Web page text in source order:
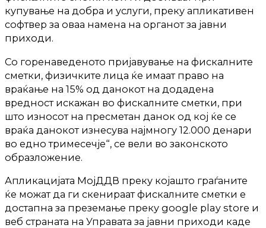
купување на добра и услуги, преку апликативен
софтвер за оваа намена на органот за јавни
приходи.
Со горенаведеното пријавување на фискалните
сметки, физичките лица ќе имаат право на
враќање на 15% од данокот на додадена
вредност искажан во фискалните сметки, при
што износот на пресметан данок од кој ќе се
враќа данокот изнесува најмногу 12.000 денари
во едно тримесечје“, се вели во законското
образложение.
Апликацијата МојДДВ преку којашто граѓаните
ќе можат да ги скенираат фискалните сметки е
достапна за преземање преку google play store и
веб страната на Управата за јавни приходи каде